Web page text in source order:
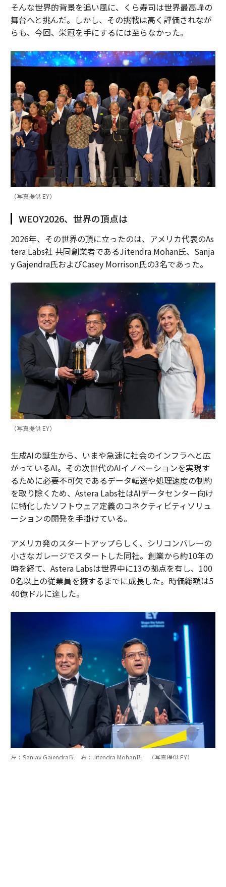
そんな世界的背景を追い風に、くら寿司は世界最高峰の
舞台へと挑んだ。しかし、その挑戦は高く評価されなが
らも、今回、栄冠を手にするには至らなかった。
（写真提供 EY）
WEOY2026、世界の頂点は
2026年、その世界の頂に立ったのは、アメリカ代表のAs
tera Labs社 共同創業者であるJitendra Mohan氏、Sanja
y Gajendra氏およびCasey Morrison氏の3名であった。
（写真提供 EY）
生成AIの誕生から、いまや急速に社会のインフラへと広
がっているAI。その次世代のAIイノベーションを実現す
るために必要不可欠であるデータ転送や処理速度の制約
を取り除くため、Astera Labs社はAIデータセンター向け
に特化したソフトウェア定義のコネクティビティソリュ
ーションの開発を手掛けている。
アメリカ発のスタートアップらしく、シリコンバレーの
小さなガレージでスタートした同社。創業から約10年の
時を経て、Astera Labsは世界中に13の拠点を有し、100
0名以上の従業員を擁するまでに成長した。時価総額は5
40億ドルに達した。
左：Sanjay Gajendra氏 右：Jitendra Mohan氏 （写真提供 EY）